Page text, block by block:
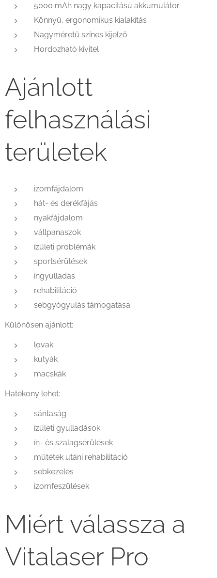
5000 mAh nagy kapacitású akkumulátor
Könnyű, ergonomikus kialakítás
Nagyméretű színes kijelző
Hordozható kivitel
Ajánlott
felhasználási
területek
izomfájdalom
hát- és derékfájás
nyakfájdalom
vállpanaszok
ízületi problémák
sportsérülések
íngyulladás
rehabilitáció
sebgyógyulás támogatása
Különösen ajánlott:
lovak
kutyák
macskák
Hatékony lehet:
sántaság
ízületi gyulladások
ín- és szalagsérülések
műtétek utáni rehabilitáció
sebkezelés
izomfeszülések
Miért válassza a
Vitalaser Pro